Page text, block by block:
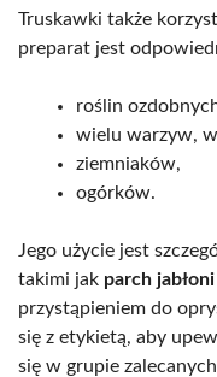
Truskawki także
preparat jest
roślin
wielu warzyw,
ziemniaków,
ogórków.
Jego użycie jest
takimi jak parch jabłoni
przystąpieniem do
się z etykietą, aby
się w grupie